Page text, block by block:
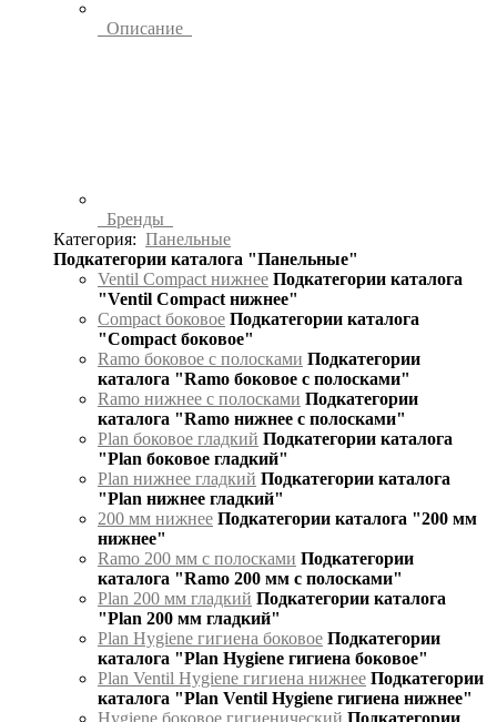
Описание
Бренды
Категория: Панельные
Подкатегории каталога "Панельные"
Ventil Compact нижнее Подкатегории каталога
"Ventil Compact нижнее"
Compact боковое Подкатегории каталога
"Compact боковое"
Ramo боковое с полосками Подкатегории
каталога "Ramo боковое с полосками"
Ramo нижнее с полосками Подкатегории
каталога "Ramo нижнее с полосками"
Plan боковое гладкий Подкатегории каталога
"Plan боковое гладкий"
Plan нижнее гладкий Подкатегории каталога
"Plan нижнее гладкий"
200 мм нижнее Подкатегории каталога "200 мм
нижнее"
Ramo 200 мм с полосками Подкатегории
каталога "Ramo 200 мм с полосками"
Plan 200 мм гладкий Подкатегории каталога
"Plan 200 мм гладкий"
Plan Hygiene гигиена боковое Подкатегории
каталога "Plan Hygiene гигиена боковое"
Plan Ventil Hygiene гигиена нижнее Подкатегории
каталога "Plan Ventil Hygiene гигиена нижнее"
Hygiene боковое гигиенический Подкатегории